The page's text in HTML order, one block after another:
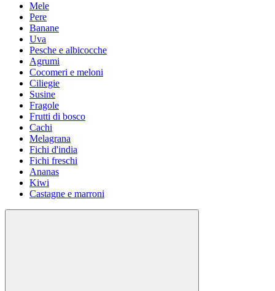
Mele
Pere
Banane
Uva
Pesche e albicocche
Agrumi
Cocomeri e meloni
Ciliegie
Susine
Fragole
Frutti di bosco
Cachi
Melagrana
Fichi d'india
Fichi freschi
Ananas
Kiwi
Castagne e marroni